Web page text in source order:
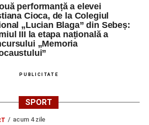
performanță a elevei
Cioca, de la Colegiul
„Lucian Blaga” din Sebeș:
III la etapa națională a
„Memoria
PUBLICITATE
SPORT
acum 4 zile